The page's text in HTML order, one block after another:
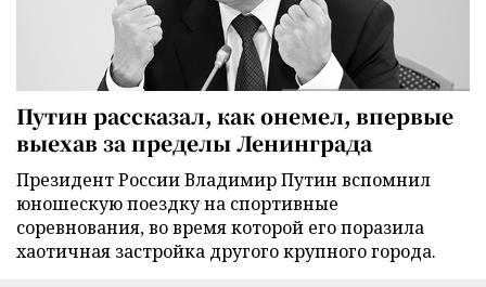
Путин рассказал, как онемел, впервые
выехав за пределы Ленинграда
Президент России Владимир Путин вспомнил
юношескую поездку на спортивные
соревнования, во время которой его поразила
хаотичная застройка другого крупного города.